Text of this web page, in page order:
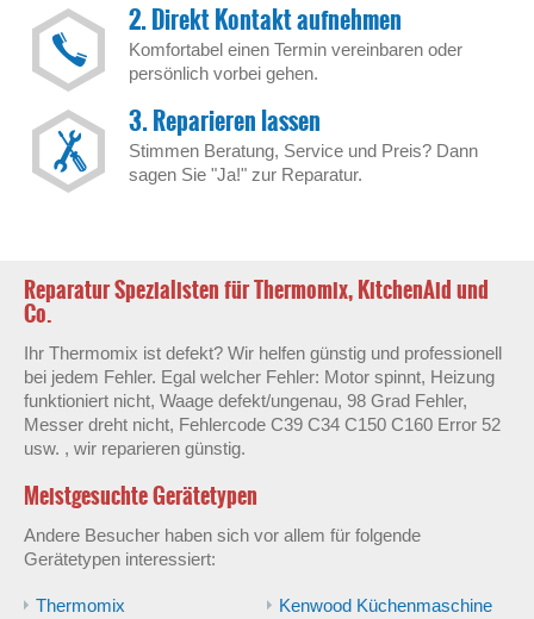
2. Direkt Kontakt aufnehmen
Komfortabel einen Termin vereinbaren oder
persönlich vorbei gehen.
3. Reparieren lassen
Stimmen Beratung, Service und Preis? Dann
sagen Sie "Ja!" zur Reparatur.
Reparatur Spezialisten für Thermomix, KitchenAid und
Co.
Ihr Thermomix ist defekt? Wir helfen günstig und professionell
bei jedem Fehler. Egal welcher Fehler: Motor spinnt, Heizung
funktioniert nicht, Waage defekt/ungenau, 98 Grad Fehler,
Messer dreht nicht, Fehlercode C39 C34 C150 C160 Error 52
usw. , wir reparieren günstig.
Meistgesuchte Gerätetypen
Andere Besucher haben sich vor allem für folgende
Gerätetypen interessiert:
Thermomix
Kenwood Küchenmaschine